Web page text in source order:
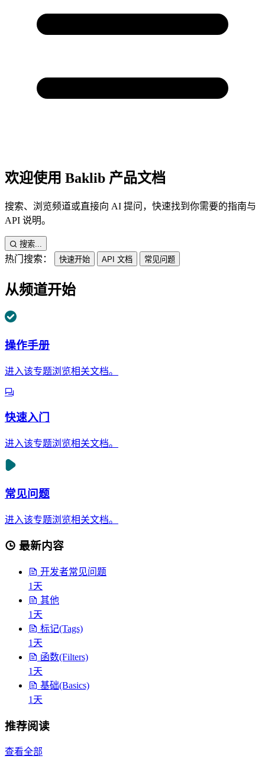
欢迎使用 Baklib 产品文档
搜索、浏览频道或直接向 AI 提问，快速找到你需要的指南与
API 说明。
搜索...
热门搜索： 快速开始 API 文档 常见问题
从频道开始
操作手册
进入该专题浏览相关文档。
快速入门
进入该专题浏览相关文档。
常见问题
进入该专题浏览相关文档。
最新内容
开发者常见问题
1天
其他
1天
标记(Tags)
1天
函数(Filters)
1天
基础(Basics)
1天
推荐阅读
查看全部